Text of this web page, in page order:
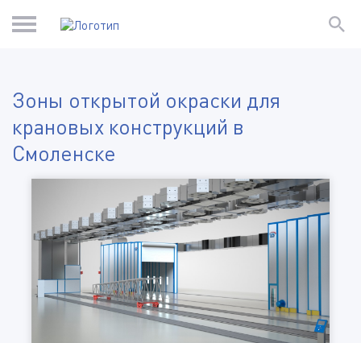
Зоны открытой окраски для
крановых конструкций в
Смоленске